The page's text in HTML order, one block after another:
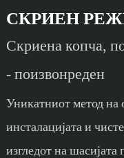
СКРИЕН
Скриена копча,
- поизвонреден
Уникатниот метод на
инсталацијата и
изгледот на шасијата